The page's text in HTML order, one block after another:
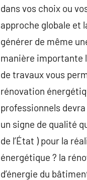
dans vos choix ou
approche globale et
générer de même
manière importante
de travaux vous
rénovation
professionnels
un signe de qualité
de l’État ) pour la
énergétique ? la
d’énergie du